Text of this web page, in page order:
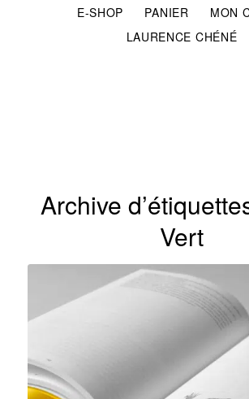
E-SHOP PANIER
MON
LAURENCE CHÉNÉ
Archive
Vert